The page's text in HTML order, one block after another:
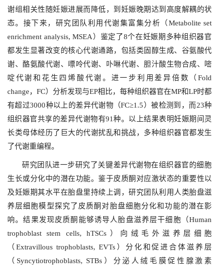
谢组相关性随妊娠进展而降低，到妊娠晚期达到高度解耦的状
态。接下来，研究团队利用代谢集富集分析（Metabolite set
enrichment analysis, MSEA）鉴定了8个在妊娠期多种组织器官
都发生显著改变的核心代谢通路，包括类固醇生成、谷氨酸代
谢、酪氨酸代谢、嘌呤代谢、卟啉代谢、胆汁酸生物合成、嘧
啶代谢和花生四烯酸代谢。进一步利用差异倍数（Fold
change，FC）分析发现与EP相比，每种组织器官在MP和LP时都
有超过3000种以上的差异代谢物（FC≥1.5）被检测到，而23种
组织器官共享的差异代谢物有91种。以上结果表明妊娠期间灵
长类母体经历了巨大的代谢扰乱和挑战，多种组织器官都发生
了代谢重编程。
研究团队进一步研究了关键差异代谢物在组织器官的细胞
生长或分化中的潜在功能。鉴于皮质酮对应激状态的重要性以
及妊娠期其水平在胎盘里持续上调，研究团队利用人类胎盘滋
养层细胞模型探究了皮质酮对胎盘细胞分化和功能的潜在影
响。结果发现皮质酮能够诱导人胎盘滋养层干细胞（Human
trophoblast stem cells, hTSCs）向绒毛外滋养层细胞
（Extravillous trophoblasts, EVTs）分化和促进合体滋养层
（Syncytiotrophoblasts, STBs）分泌人绒毛膜促性腺激素